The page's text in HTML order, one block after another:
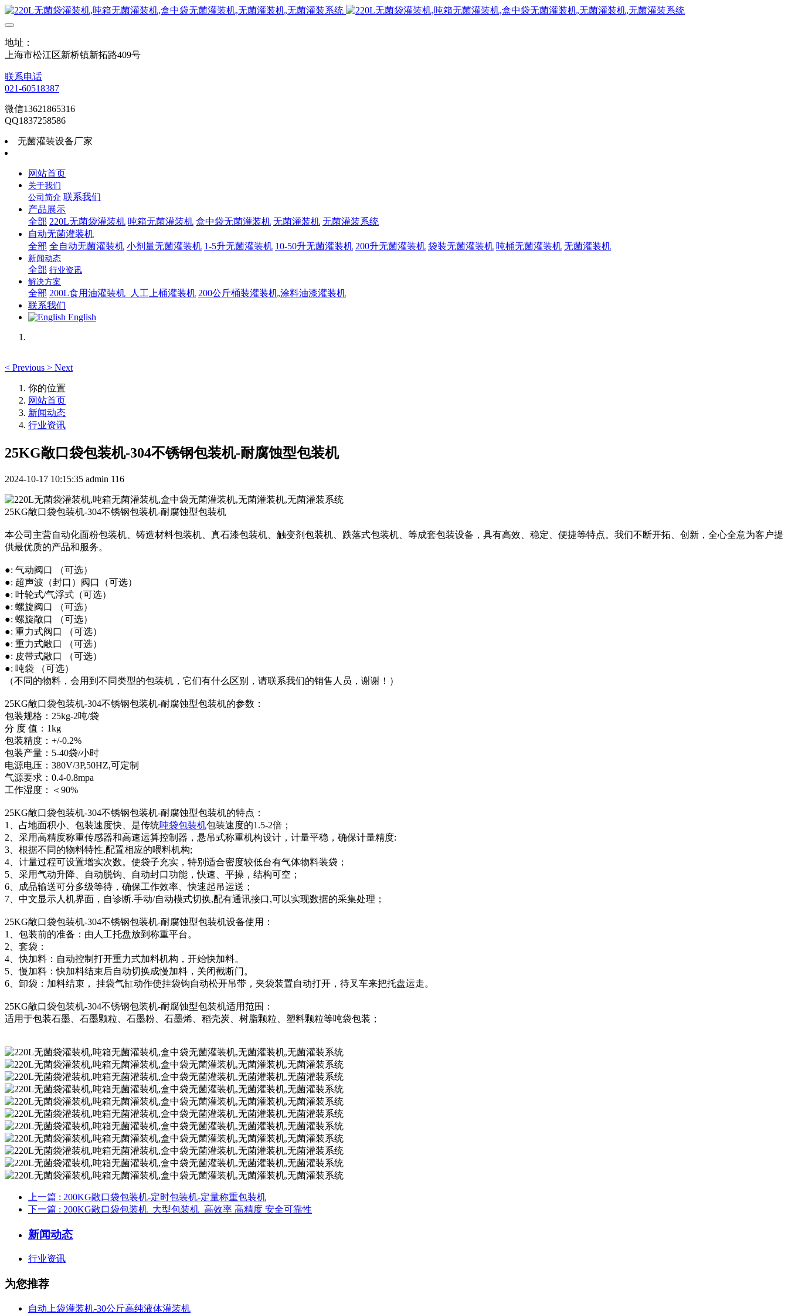
地址：
上海市松江区新桥镇新拓路409号
联系电话
021-60518387
微信13621865316
QQ1837258586
无菌灌装设备厂家
网站首页
关于我们
公司简介 联系我们
产品展示
全部 220L无菌袋灌装机 吨箱无菌灌装机 盒中袋无菌灌装机 无菌灌装机 无菌灌装系统
自动无菌灌装机
全部 全自动无菌灌装机 小剂量无菌灌装机 1-5升无菌灌装机 10-50升无菌灌装机 200升无菌灌装机 袋装无菌灌装机 吨桶无菌灌装机 无菌灌装机
新闻动态
全部 行业资讯
解决方案
全部 200L食用油灌装机_人工上桶灌装机 200公斤桶装灌装机,涂料油漆灌装机
联系我们
English
< Previous > Next
你的位置
网站首页
新闻动态
行业资讯
25KG敞口袋包装机-304不锈钢包装机-耐腐蚀型包装机
2024-10-17 10:15:35 admin 116
25KG敞口袋包装机-304不锈钢包装机-耐腐蚀型包装机
本公司主营自动化面粉包装机、铸造材料包装机、真石漆包装机、触变剂包装机、跌落式包装机、等成套包装设备，具有高效、稳定、便捷等特点。我们不断开拓、创新，全心全意为客户提
供最优质的产品和服务。
●: 气动阀口 （可选）
●: 超声波（封口）阀口（可选）
●: 叶轮式/气浮式（可选）
●: 螺旋阀口 （可选）
●: 螺旋敞口 （可选）
●: 重力式阀口 （可选）
●: 重力式敞口 （可选）
●: 皮带式敞口 （可选）
●: 吨袋 （可选）
（不同的物料，会用到不同类型的包装机，它们有什么区别，请联系我们的销售人员，谢谢！）
25KG敞口袋包装机-304不锈钢包装机-耐腐蚀型包装机的参数：
包装规格：25kg-2吨/袋
分 度 值：1kg
包装精度：+/-0.2%
包装产量：5-40袋/小时
电源电压：380V/3P,50HZ,可定制
气源要求：0.4-0.8mpa
工作湿度：＜90%
25KG敞口袋包装机-304不锈钢包装机-耐腐蚀型包装机的特点：
1、占地面积小、包装速度快、是传统吨袋包装机包装速度的1.5-2倍；
2、采用高精度称重传感器和高速运算控制器，悬吊式称重机构设计，计量平稳，确保计量精度:
3、根据不同的物料特性,配置相应的喂料机构;
4、计量过程可设置增实次数。使袋子充实，特别适合密度较低台有气体物料装袋；
5、采用气动升降、自动脱钩、自动封口功能，快速、平操，结构可空；
6、成品输送可分多级等待，确保工作效率、快速起吊运送；
7、中文显示人机界面，自诊断.手动/自动模式切换,配有通讯接口,可以实现数据的采集处理；
25KG敞口袋包装机-304不锈钢包装机-耐腐蚀型包装机设备使用：
1、包装前的准备：由人工托盘放到称重平台。
2、套袋：
4、快加料：自动控制打开重力式加料机构，开始快加料。
5、慢加料：快加料结束后自动切换成慢加料，关闭截断门。
6、卸袋：加料结束， 挂袋气缸动作使挂袋钩自动松开吊带，夹袋装置自动打开，待叉车来把托盘运走。
25KG敞口袋包装机-304不锈钢包装机-耐腐蚀型包装机适用范围：
适用于包装石墨、石墨颗粒、石墨粉、石墨烯、稻壳炭、树脂颗粒、塑料颗粒等吨袋包装；
上一篇 : 200KG敞口袋包装机-定时包装机-定量称重包装机
下一篇 : 200KG敞口袋包装机_大型包装机_高效率 高精度 安全可靠性
新闻动态
行业资讯
为您推荐
自动上袋灌装机-30公斤高纯液体灌装机